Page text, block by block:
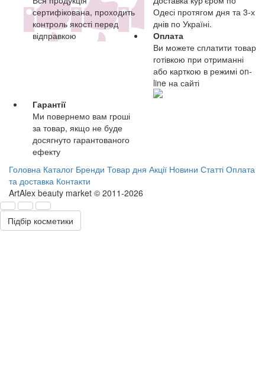
сертифікована, проходить
контроль якості перед
відправкою
Одесі протягом дня та 3-х
днів по Україні.
Оплата
Ви можете сплатити товар
готівкою при отриманні
або карткою в режимі on-
line на сайті
Гарантії
Ми повернемо вам гроші
за товар, якщо не буде
досягнуто гарантованого
ефекту
Головна Каталог Бренди Товар дня Акції Новини Статті Оплата
та доставка Контакти
ArtAlex beauty market © 2011-2026
Підбір косметики